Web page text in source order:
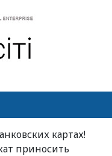
картах!
приносить